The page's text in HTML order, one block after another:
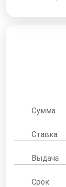
Сумма
Ставка
Выдача
Срок